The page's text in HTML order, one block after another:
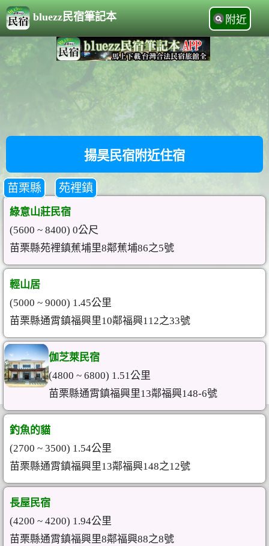
bluezz民宿筆記本 附近
揚昊民宿附近住宿
苗栗縣 苑裡鎮
綠意山莊民宿
(5600 ~ 8400) 0公尺
苗栗縣苑裡鎮蕉埔里8鄰蕉埔86之5號
輕山居
(5000 ~ 9000) 1.45公里
苗栗縣通霄鎮福興里10鄰福興112之33號
伽芝萊民宿
(4800 ~ 6800) 1.51公里
苗栗縣通霄鎮福興里13鄰福興148-6號
釣魚的貓
(2700 ~ 3500) 1.54公里
苗栗縣通霄鎮福興里13鄰福興148之12號
長屋民宿
(4200 ~ 4200) 1.94公里
苗栗縣通霄鎮福興里8鄰福興88之8號